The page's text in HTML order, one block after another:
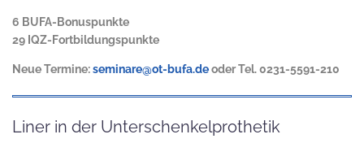
6 BUFA-Bonuspunkte
29 IQZ-Fortbildungspunkte
Neue Termine:seminare@ot-bufa.deoder Tel. 0231-5591-210
Liner in der Unterschenkelprothetik